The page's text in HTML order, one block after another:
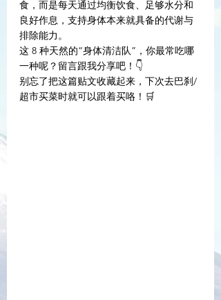
食，而是每天通过均衡饮食、足够水分和
良好作息，支持身体本来就具备的代谢与
排除能力。
这 8 种天然的“身体清洁队”，你最常吃哪
一种呢？留言跟我分享吧！👇
别忘了把这篇贴文收藏起来，下次去巴刹/
超市买菜时就可以跟着买咯！🛒